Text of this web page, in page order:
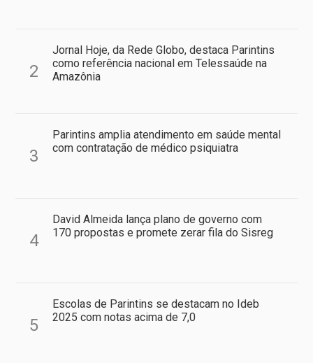
2
Jornal Hoje, da Rede Globo, destaca Parintins
como referência nacional em Telessaúde na
Amazônia
3
Parintins amplia atendimento em saúde mental
com contratação de médico psiquiatra
4
David Almeida lança plano de governo com
170 propostas e promete zerar fila do Sisreg
5
Escolas de Parintins se destacam no Ideb
2025 com notas acima de 7,0